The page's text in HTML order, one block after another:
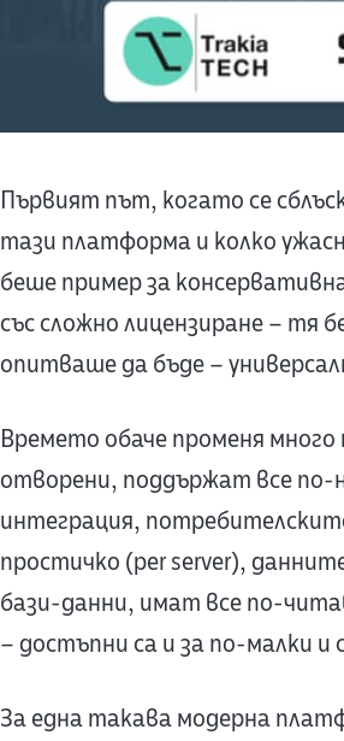
Първият път, когато се
тази платформа и колко
беше пример за
със сложно лицензиране – тя
опитваше да бъде –
Времето обаче променя
отворени, поддържат все
интеграция,
простичко (per server),
бази-данни, имат все по-
– достъпни са и за по-малки и
За една такава модерна